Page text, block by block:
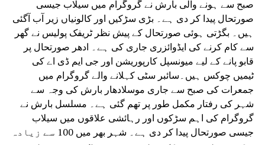
صبح سے ہونے والی بارش نے گروگرام میں سیلاب جیسی
صورتحال پیدا کر دی ہے۔ بڑی سڑکیں اور کالونیاں زیر آب آگئی
ہیں۔ بگڑتی ہوئی صورتحال کے پیش نظر ٹریفک پولیس نے گھر
سے کام کرنے کی ایڈوائزری جاری کی ہے۔ ادھر صورتحال پر
قابو پانے کے لیے میونسپل کارپوریشن اور جی ایم ڈی اے کی
ٹیمیں چوکس ہیں۔سائبر سٹی کہلانے والے گروگرام میں
جمعرات کی صبح سے جاری موسلادھار بارش کی وجہ سے
شہر کی رفتار مکمل طور پر تھم گئی ہے۔ مسلسل بارش نے
گروگرام کی اہم سڑکوں اور رہائشی علاقوں میں سیلاب
جیسی صورتحال پیدا کر دی ہے۔ شہر بھر میں 100 سے زیادہ